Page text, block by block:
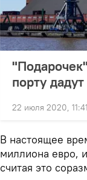
порту
22 июля 2020, 11:41
В настоящее
миллиона евро,
считая это